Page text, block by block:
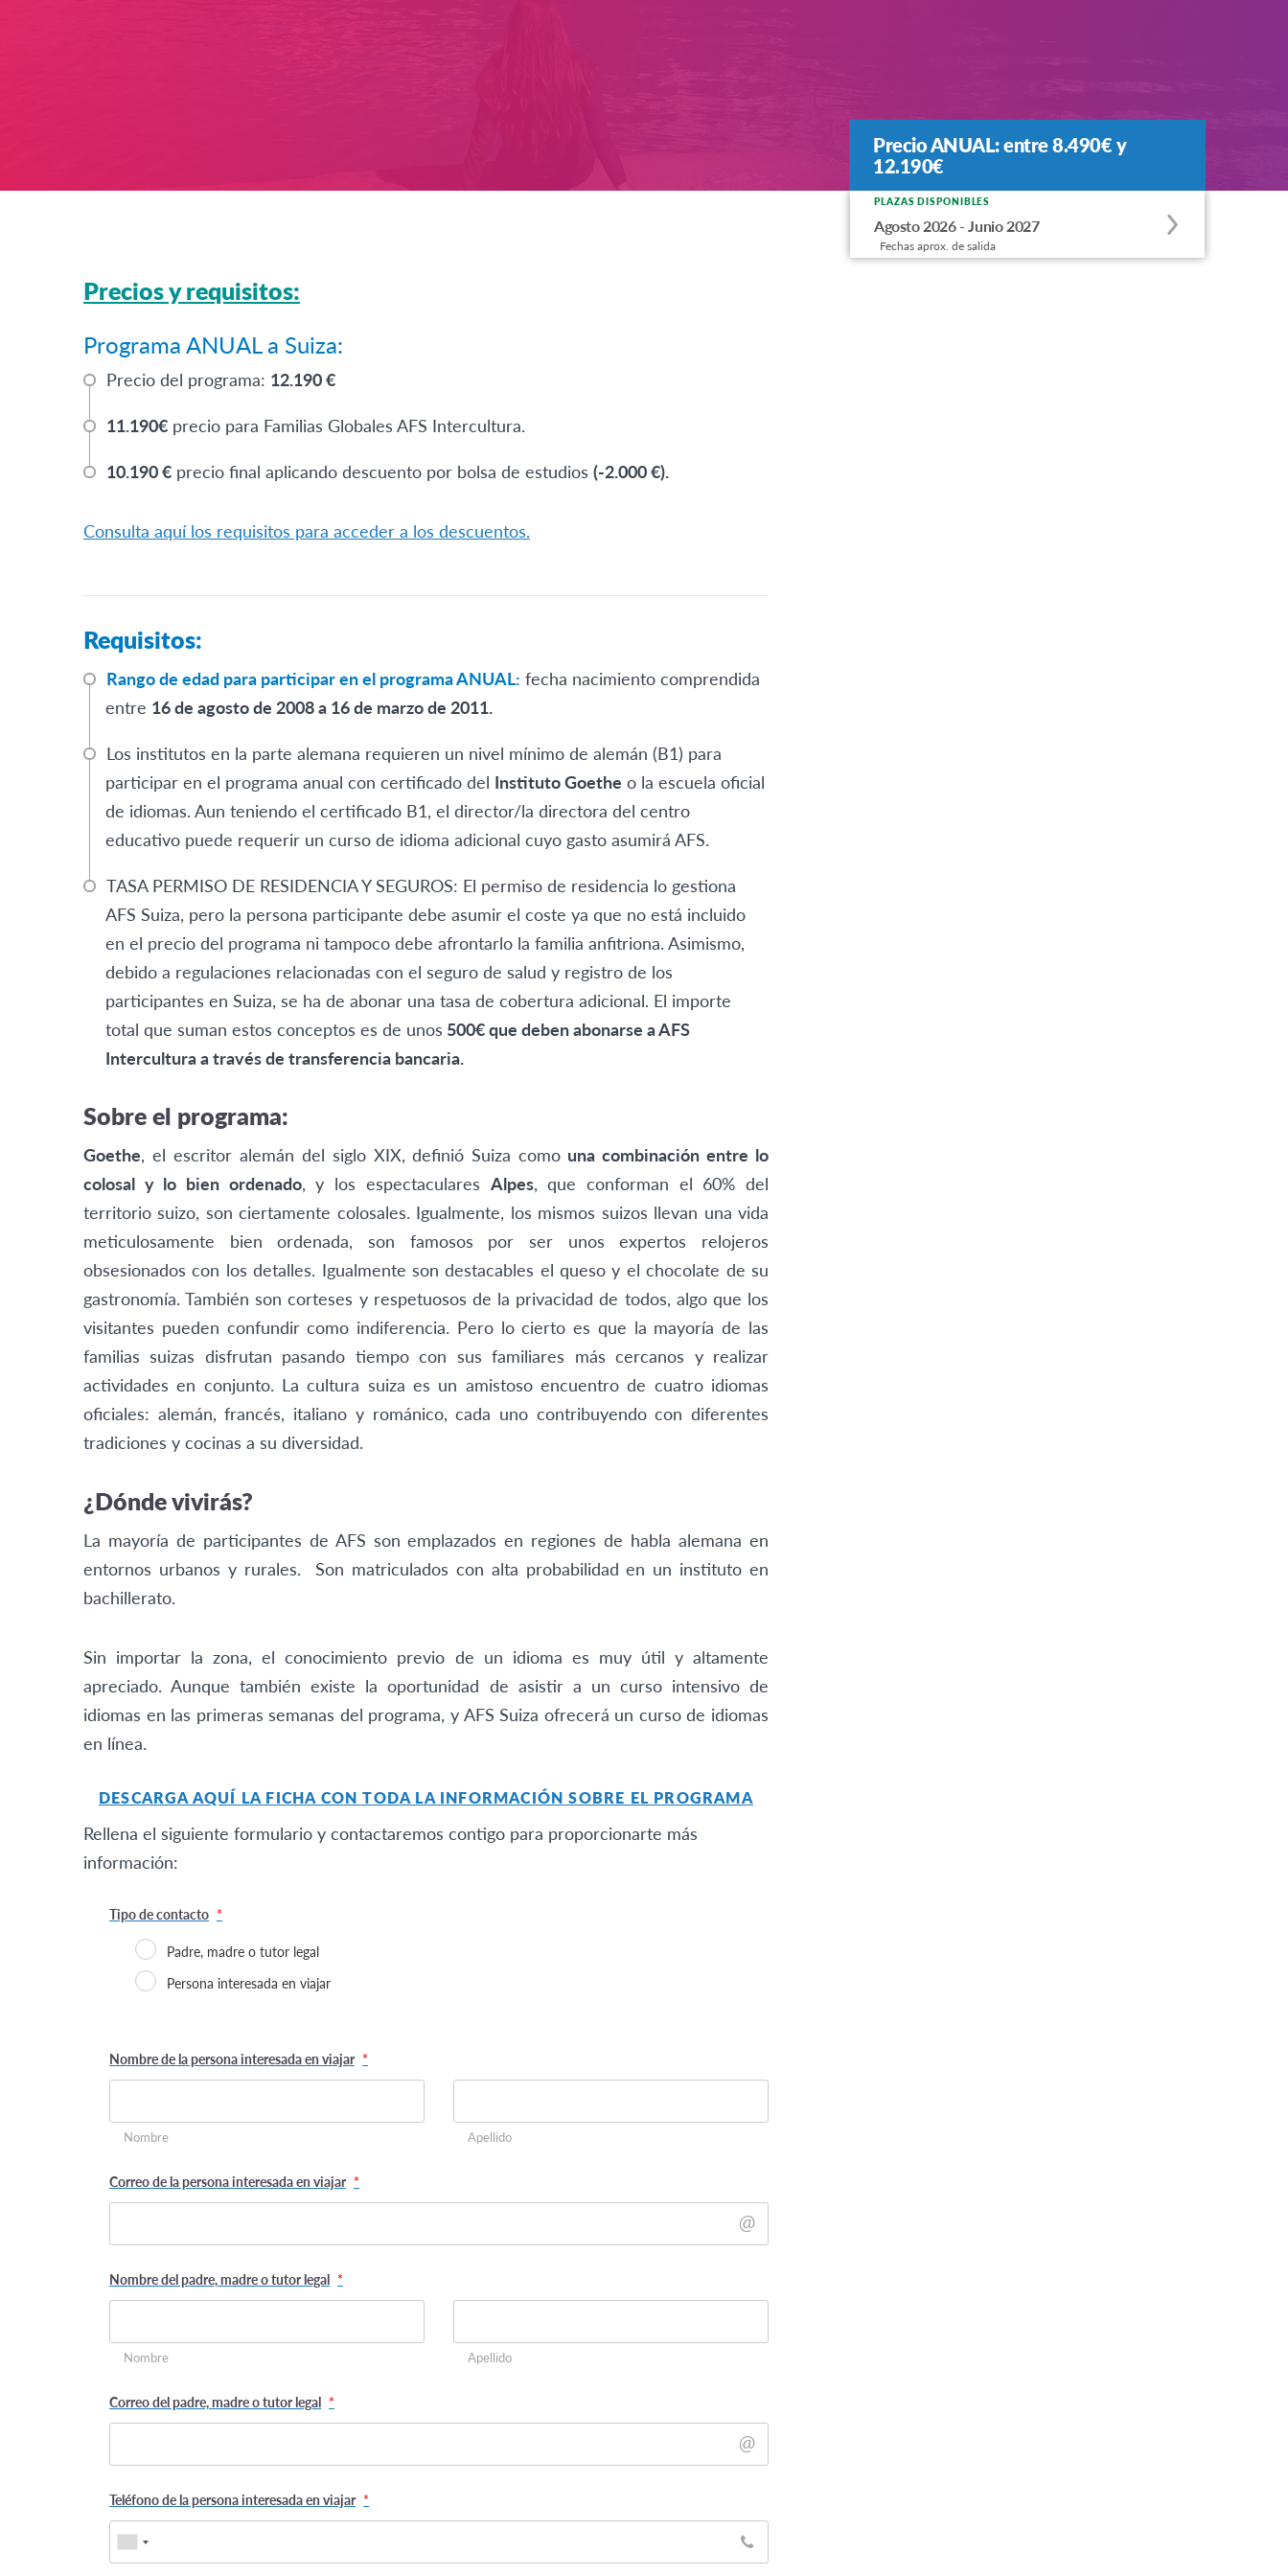
Precio ANUAL: entre 8.490€ y
12.190€
Apply
to
this
PLAZAS DISPONIBLES
Agosto 2026 - Junio 2027
Fechas aprox. de salida
Precios y requisitos:
Programa ANUAL a Suiza:
Precio del programa: 12.190 €
11.190€precio para Familias Globales AFS Intercultura.
10.190 €precio final aplicando descuento por bolsa de estudios (-2.000 €).
Consulta aquí los requisitos para acceder a los descuentos.
Requisitos:
Rango de edad para participar en el programa ANUAL: fecha nacimiento comprendida
entre 16 de agosto de 2008 a 16 de marzo de 2011.
Los institutos en la parte alemana requieren un nivel mínimo de alemán (B1) para
participar en el programa anual con certificado del Instituto Goethe o la escuela oficial
de idiomas. Aun teniendo el certificado B1, el director/la directora del centro
educativo puede requerir un curso de idioma adicional cuyo gasto asumirá AFS.
TASA PERMISO DE RESIDENCIA Y SEGUROS: El permiso de residencia lo gestiona
AFS Suiza, pero la persona participante debe asumir el coste ya que no está incluido
en el precio del programa ni tampoco debe afrontarlo la familia anfitriona. Asimismo,
debido a regulaciones relacionadas con el seguro de salud y registro de los
participantes en Suiza, se ha de abonar una tasa de cobertura adicional. El importe
total que suman estos conceptos es de unos 500€ que deben abonarse a AFS
Intercultura a través de transferencia bancaria.
Sobre el programa:
Goethe, el escritor alemán del siglo XIX, definió Suiza como una combinación entre lo
colosal y lo bien ordenado, y los espectaculares Alpes, que conforman el 60% del
territorio suizo, son ciertamente colosales. Igualmente, los mismos suizos llevan una vida
meticulosamente bien ordenada, son famosos por ser unos expertos relojeros
obsesionados con los detalles. Igualmente son destacables el queso y el chocolate de su
gastronomía. También son corteses y respetuosos de la privacidad de todos, algo que los
visitantes pueden confundir como indiferencia. Pero lo cierto es que la mayoría de las
familias suizas disfrutan pasando tiempo con sus familiares más cercanos y realizar
actividades en conjunto. La cultura suiza es un amistoso encuentro de cuatro idiomas
oficiales: alemán, francés, italiano y románico, cada uno contribuyendo con diferentes
tradiciones y cocinas a su diversidad.
¿Dónde vivirás?
La mayoría de participantes de AFS son emplazados en regiones de habla alemana en
entornos urbanos y rurales. Son matriculados con alta probabilidad en un instituto en
bachillerato.
Sin importar la zona, el conocimiento previo de un idioma es muy útil y altamente
apreciado. Aunque también existe la oportunidad de asistir a un curso intensivo de
idiomas en las primeras semanas del programa, y AFS Suiza ofrecerá un curso de idiomas
en línea.
DESCARGA AQUÍ LA FICHA CON TODA LA INFORMACIÓN SOBRE EL PROGRAMA
Rellena el siguiente formulario y contactaremos contigo para proporcionarte más
información:
Tipo de contacto *
Padre, madre o tutor legal
Persona interesada en viajar
Nombre de la persona interesada en viajar *
Nombre Apellido
Correo de la persona interesada en viajar *
Nombre del padre, madre o tutor legal *
Nombre Apellido
Correo del padre, madre o tutor legal *
Teléfono de la persona interesada en viajar *